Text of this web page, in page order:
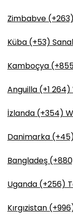
Zimbabve
Küba (+53)
Kamboçya
Anguilla (+1
İzlanda (+354)
Danimarka
Bangladeş
Uganda (+256)
Kırgızistan